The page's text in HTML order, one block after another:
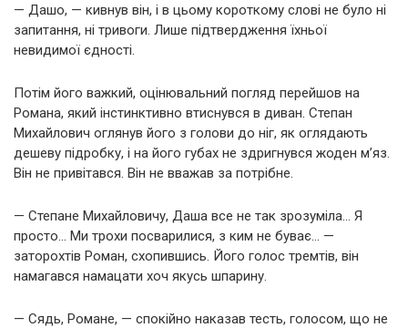
— Дашо, — кивнув він, і в цьому короткому слові не було ні
запитання, ні тривоги. Лише підтвердження їхньої
невидимої єдності.
Потім його важкий, оцінювальний погляд перейшов на
Романа, який інстинктивно втиснувся в диван. Степан
Михайлович оглянув його з голови до ніг, як оглядають
дешеву підробку, і на його губах не здригнувся жоден м’яз.
Він не привітався. Він не вважав за потрібне.
— Степане Михайловичу, Даша все не так зрозуміла… Я
просто… Ми трохи посварилися, з ким не буває… —
заторохтів Роман, схопившись. Його голос тремтів, він
намагався намацати хоч якусь шпарину.
— Сядь, Романе, — спокійно наказав тесть, голосом, що не